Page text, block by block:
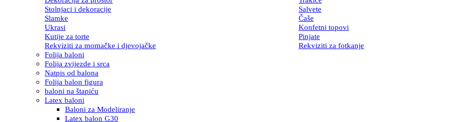
Stolnjaci i dekoracije
Salvete
Slamke
Čaše
Ukrasi
Konfetni topovi
Kutije za torte
Pinjate
Rekviziti za momačke i djevojačke
Rekviziti za fotkanje
Folija baloni
Folija zvijezde i srca
Natpis od balona
Folija balon figura
baloni na štapiću
Latex baloni
Baloni za Modeliranje
Latex balon G30